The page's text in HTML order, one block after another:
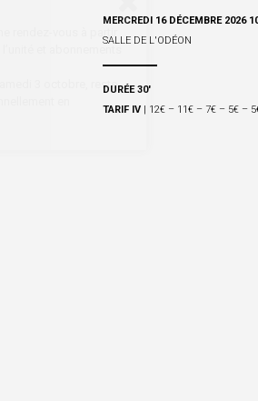
MERCREDI 16 DÉCEMBRE 2026
SALLE DE L'ODÉON
DURÉE 30'
TARIF IV | 12€ – 11€ – 7€ – 5€ –
rendez-vous à partir
3 octobre, reste
en